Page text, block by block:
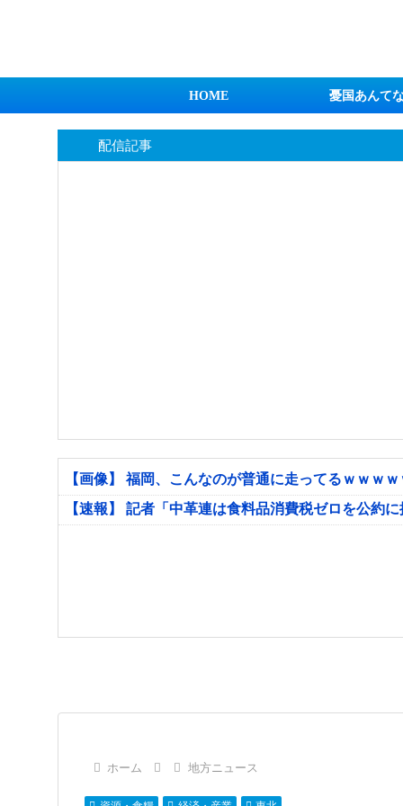
HOME 憂国あんて
配信記事
【画像】 福岡、こんなのが普通に走ってるｗｗｗ
【速報】 記者「中革連は食料品消費税ゼロを公約
ホーム 地方ニュース